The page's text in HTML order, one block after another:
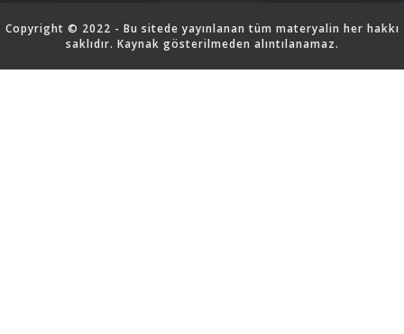
Copyright © 2022 - Bu sitede yayınlanan tüm materyalin her hakkı
saklıdır. Kaynak gösterilmeden alıntılanamaz.